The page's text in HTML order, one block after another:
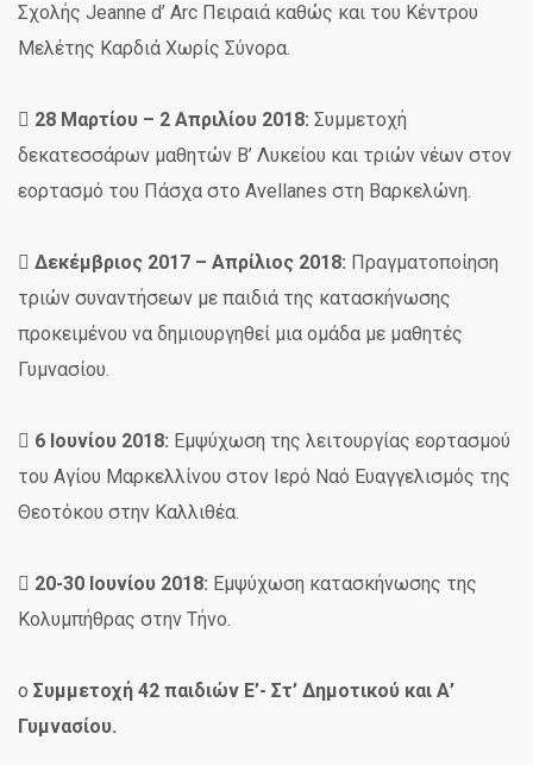
Σχολής Jeanne d’ Arc Πειραιά καθώς και του Κέντρου
Μελέτης Καρδιά Χωρίς Σύνορα.
 28 Μαρτίου – 2 Απριλίου 2018: Συμμετοχή
δεκατεσσάρων μαθητών Β’ Λυκείου και τριών νέων στον
εορτασμό του Πάσχα στο Avellanes στη Βαρκελώνη.
 Δεκέμβριος 2017 – Απρίλιος 2018: Πραγματοποίηση
τριών συναντήσεων με παιδιά της κατασκήνωσης
προκειμένου να δημιουργηθεί μια ομάδα με μαθητές
Γυμνασίου.
 6 Ιουνίου 2018: Εμψύχωση της λειτουργίας εορτασμού
του Αγίου Μαρκελλίνου στον Ιερό Ναό Ευαγγελισμός της
Θεοτόκου στην Καλλιθέα.
 20-30 Ιουνίου 2018: Εμψύχωση κατασκήνωσης της
Κολυμπήθρας στην Τήνο.
o Συμμετοχή 42 παιδιών Ε’- Στ’ Δημοτικού και Α’
Γυμνασίου.